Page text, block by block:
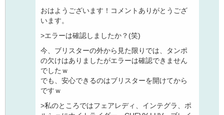
おはようございます！コメントありがとうござ
います。
>エラーは確認しましたか？(笑)
今、ブリスターの外から見た限りでは、タンポ
の欠けはありましたがエラーは確認できません
でしたｗ
でも、安心できるのはブリスターを開けてから
ですｗ
>私のところではフェアレディ、インテグラ、ポ